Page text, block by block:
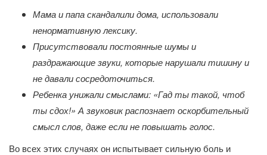
Мама и папа скандалили дома, использовали
ненормативную лексику.
Присутствовали постоянные шумы и
раздражающие звуки, которые нарушали тишину и
не давали сосредоточиться.
Ребенка унижали смыслами: «Гад ты такой, чтоб
ты сдох!» А звуковик распознает оскорбительный
смысл слов, даже если не повышать голос.
Во всех этих случаях он испытывает сильную боль и